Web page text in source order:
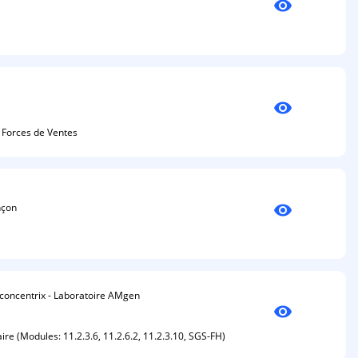
visibility
de Ventes
visibility
visibility
- Laboratoire AMgen
(Modules: 11.2.3.6, 11.2.6.2, 11.2.3.10, SGS-FH)
visibility